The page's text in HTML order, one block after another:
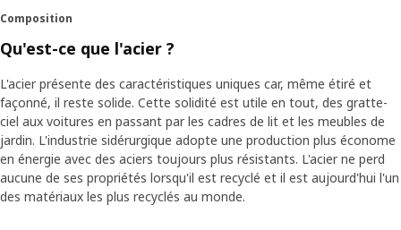
monter et qu'elle se compose d'éléments fermés et
L'idée était d'optimiser l'espace et de permettre d'adapter
explique Ina. Peu importe la superficie de la pièce, il n'y a
jamais assez de crochets pour suspendre les serviettes,
les fleurs de douche et autres. Toutefois, nous sommes
nombreux à ne pas vouloir percer de trous dans les murs.
L'équipe a donc cherché une solution pour y remédier. «
Les structures ont des rainures latérales qui vous
permettent de placer autant de crochets que nécessaire. »
Composition
Qu'est-ce que l'acier ?
L'acier présente des caractéristiques uniques car, même étiré et
façonné, il reste solide. Cette solidité est utile en tout, des gratte-
ciel aux voitures en passant par les cadres de lit et les meubles de
jardin. L'industrie sidérurgique adopte une production plus économe
en énergie avec des aciers toujours plus résistants. L'acier ne perd
aucune de ses propriétés lorsqu'il est recyclé et il est aujourd'hui l'un
des matériaux les plus recyclés au monde.